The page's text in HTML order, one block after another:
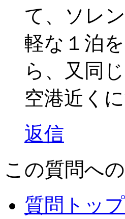
て、ソレ
軽な１泊
ら、又同
空港近く
返信
この質問へ
質問トッ